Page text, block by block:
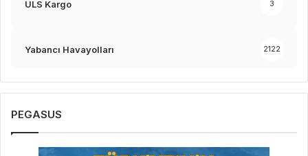
ULS Kargo 3
Yabancı Havayolları 2122
PEGASUS